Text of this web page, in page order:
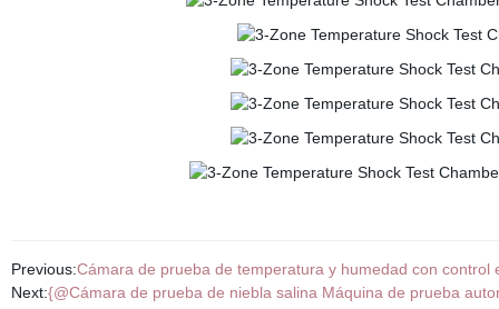
Previous:Cámara de prueba de temperatura y humedad con
Next:{@Cámara de prueba de niebla salina Máquina de prueba